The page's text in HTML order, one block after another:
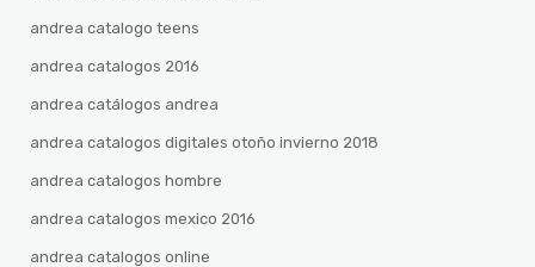
andrea catalogo teens
andrea catalogos 2016
andrea catálogos andrea
andrea catalogos digitales otoño invierno 2018
andrea catalogos hombre
andrea catalogos mexico 2016
andrea catalogos online